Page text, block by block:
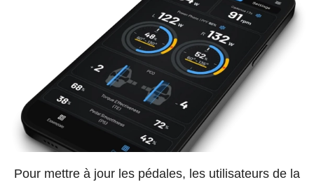
Pour mettre à jour les pédales, les utilisateurs de la